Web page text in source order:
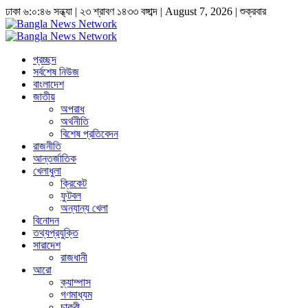
ঢাকা ৬:০:৪৭ সন্ধ্যা | ২৩ শ্রাবণ ১৪৩৩ বঙ্গাব্দ | August 7, 2026 |শুক্রবার
প্রচ্ছদ
সর্বশেষ নিউজ
বাংলাদেশ
জাতীয়
অপরাধ
অর্থনীতি
বিশেষ প্রতিবেদন
রাজনীতি
আন্তর্জাতিক
খেলাধুলা
ক্রিকেট
ফুটবল
অন্যান্য খেলা
বিনোদন
তথ্যপ্রযুক্তি
সারাদেশ
রাজধানী
আরো
ক্যাম্পাস
গণমাধ্যম